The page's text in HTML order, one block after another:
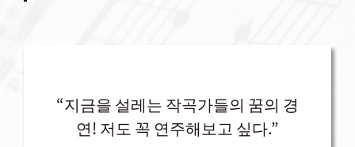
“지금을 설레는 작곡가들의 꿈의 경
연! 저도 꼭 연주해보고 싶다.”